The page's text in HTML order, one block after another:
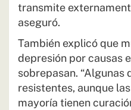
transmite
aseguró.
También explicó que
depresión por causas
sobrepasan. “Algunas
resistentes, aunque
mayoría tienen